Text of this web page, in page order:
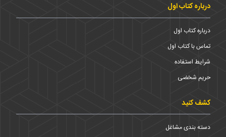
درباره کتاب اول
درباره کتاب اول
تماس با کتاب اول
شرایط استفاده
حریم شخضی
کشف کنید
دسته بندی مشاغل